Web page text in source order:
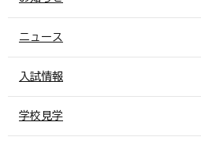
ニュース
入試情報
学校見学